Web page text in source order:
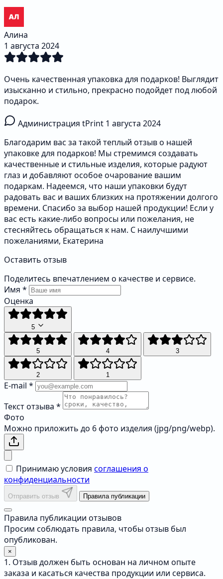
Алина
1 августа 2024
Очень качественная упаковка для подарков! Выглядит
изысканно и стильно, прекрасно подойдет под любой
подарок.
Администрация tPrint 1 августа 2024
Благодарим вас за такой теплый отзыв о нашей
упаковке для подарков! Мы стремимся создавать
качественные и стильные изделия, которые радуют
глаз и добавляют особое очарование вашим
подаркам. Надеемся, что наши упаковки будут
радовать вас и ваших близких на протяжении долгого
времени. Спасибо за выбор нашей продукции! Если у
вас есть какие-либо вопросы или пожелания, не
стесняйтесь обращаться к нам. С наилучшими
пожеланиями, Екатерина
Оставить отзыв
Поделитесь впечатлением о качестве и сервисе.
Имя *
Оценка
5
5 4 3
2 1
E-mail *
Текст отзыва *
Фото
Можно приложить до 6 фото изделия (jpg/png/webp).
Принимаю условия соглашения о
конфиденциальности
Отправить отзыв Правила публикации
Правила публикации отзывов
Просим соблюдать правила, чтобы отзыв был
опубликован.
×
1. Отзыв должен быть основан на личном опыте
заказа и касаться качества продукции или сервиса.